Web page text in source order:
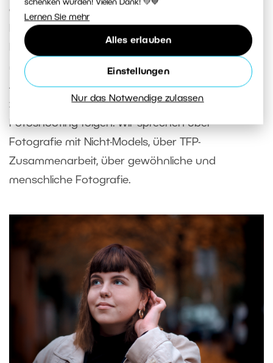
schenken würden! Vielen Dank! 💚💙
Lernen Sie mehr
Alles erlauben
Einstellungen
Nur das Notwendige zulassen
eine starke Meinung ist, werde ich immer
behaupten, dass es besser ist, ein zufriedenes
Model zurückzulassen, die sich selbst ein bisschen
mehr mag, als eine prestigeträchtige
Auszeichnung zu gewinnen und eine Million Likes
zu bekommen. Dem muss nicht jedes
Fotoshooting folgen. Wir sprechen über
Fotografie mit Nicht-Models, über TFP-
Zusammenarbeit, über gewöhnliche und
menschliche Fotografie.